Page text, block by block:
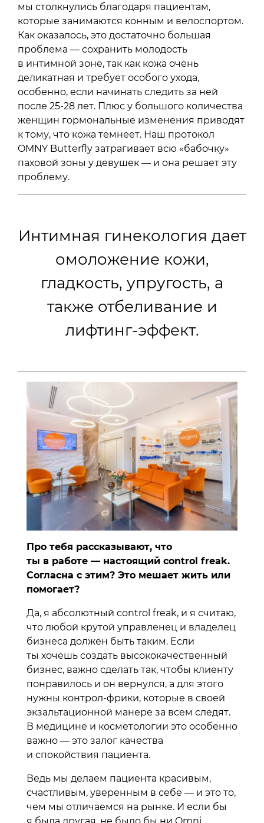
мы столкнулись благодаря пациентам,
которые занимаются конным и велоспортом.
Как оказалось, это достаточно большая
проблема — сохранить молодость
в интимной зоне, так как кожа очень
деликатная и требует особого ухода,
особенно, если начинать следить за ней
после 25-28 лет. Плюс у большого количества
женщин гормональные изменения приводят
к тому, что кожа темнеет. Наш протокол
OMNY Butterfly затрагивает всю «бабочку»
паховой зоны у девушек — и она решает эту
проблему.
Интимная гинекология дает
омоложение кожи,
гладкость, упругость, а
также отбеливание и
лифтинг-эффект.
Про тебя рассказывают, что
ты в работе — настоящий control freak.
Согласна с этим? Это мешает жить или
помогает?
Да, я абсолютный control freak, и я считаю,
что любой крутой управленец и владелец
бизнеса должен быть таким. Если
ты хочешь создать высококачественный
бизнес, важно сделать так, чтобы клиенту
понравилось и он вернулся, а для этого
нужны контрол-фрики, которые в своей
экзальтационной манере за всем следят.
В медицине и косметологии это особенно
важно — это залог качества
и спокойствия пациента.
Ведь мы делаем пациента красивым,
счастливым, уверенным в себе — и это то,
чем мы отличаемся на рынке. И если бы